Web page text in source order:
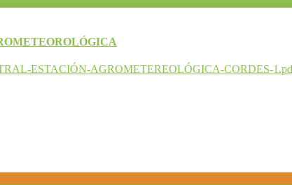
ESTACIÓN-AGROMETEREOLÓGICA-CORDES-